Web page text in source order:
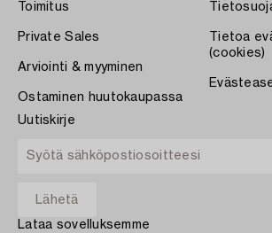
Toimitus
Private Sales
Arviointi & myyminen
Ostaminen huutokaupassa
Tietoa
(cookies)
Uutiskirje
Lataa sovelluksemme